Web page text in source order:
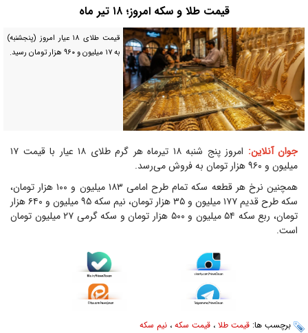
قیمت طلا و سکه امروز؛ ۱۸ تیر ماه
قیمت طلای ۱۸ عیار امروز (پنجشنبه)
به ۱۷ میلیون و ۹۶۰ هزار تومان رسید.
جوان آنلاین:
امروز پنج شنبه ۱۸ تیرماه هر گرم طلای ۱۸ عیار با قیمت ۱۷
میلیون و ۹۶۰ هزار تومان به فروش می‌رسد.
همچنین نرخ هر قطعه سکه تمام طرح امامی ۱۸۳ میلیون و ۱۰۰ هزار تومان،
سکه طرح قدیم ۱۷۷ میلیون و ۳۵ هزار تومان، نیم سکه ۹۵ میلیون و ۶۴۰ هزار
تومان، ربع سکه ۵۴ میلیون و ۵۰۰ هزار تومان و سکه گرمی ۲۷ میلیون تومان
است.
برچسب ها: قیمت طلا ، قیمت سکه ، نیم سکه